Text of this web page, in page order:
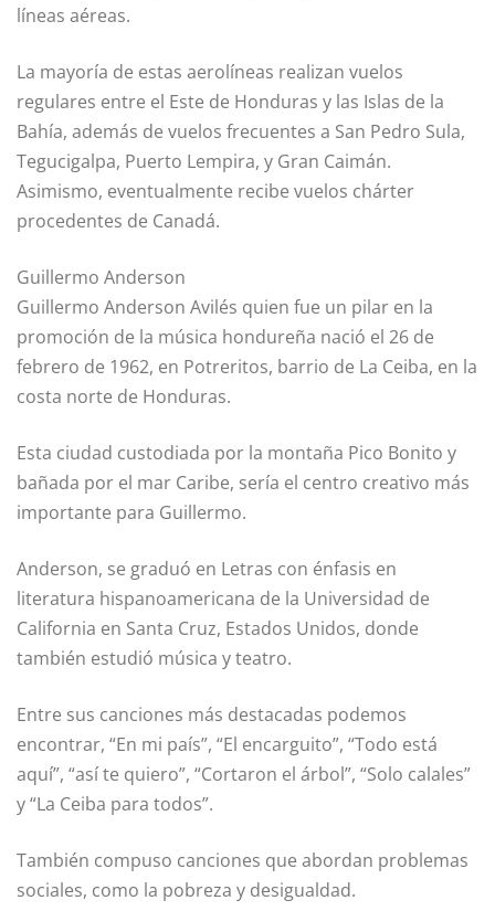
líneas aéreas.
La mayoría de estas aerolíneas realizan vuelos
regulares entre el Este de Honduras y las Islas de la
Bahía, además de vuelos frecuentes a San Pedro Sula,
Tegucigalpa, Puerto Lempira, y Gran Caimán.
Asimismo, eventualmente recibe vuelos chárter
procedentes de Canadá.
Guillermo Anderson
Guillermo Anderson Avilés quien fue un pilar en la
promoción de la música hondureña nació el 26 de
febrero de 1962, en Potreritos, barrio de La Ceiba, en la
costa norte de Honduras.
Esta ciudad custodiada por la montaña Pico Bonito y
bañada por el mar Caribe, sería el centro creativo más
importante para Guillermo.
Anderson, se graduó en Letras con énfasis en
literatura hispanoamericana de la Universidad de
California en Santa Cruz, Estados Unidos, donde
también estudió música y teatro.
Entre sus canciones más destacadas podemos
encontrar, “En mi país”, “El encarguito”, “Todo está
aquí”, “así te quiero”, “Cortaron el árbol”, “Solo calales”
y “La Ceiba para todos”.
También compuso canciones que abordan problemas
sociales, como la pobreza y desigualdad.